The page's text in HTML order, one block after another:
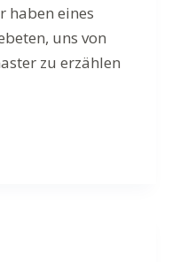
haben eines
uns von
zu erzählen